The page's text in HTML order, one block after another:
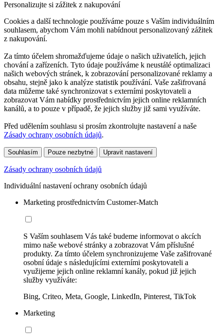
Personalizujte si zážitek z nakupování
Cookies a další technologie používáme pouze s Vaším individuálním
souhlasem, abychom Vám mohli nabídnout personalizovaný zážitek
z nakupování.
Za tímto účelem shromažďujeme údaje o našich uživatelích, jejich
chování a zařízeních. Tyto údaje používáme k neustálé optimalizaci
našich webových stránek, k zobrazování personalizované reklamy a
obsahu, stejně jako k analýze statistik používání. Vaše zašifrovaná
data můžeme také synchronizovat s externími poskytovateli a
zobrazovat Vám nabídky prostřednictvím jejich online reklamních
kanálů, a to pouze v případě, že jejich služby již sami využíváte.
Před udělením souhlasu si prosím zkontrolujte nastavení a naše
Zásady ochrany osobních údajů.
Souhlasím Pouze nezbytné Upravit nastavení
Zásady ochrany osobních údajů
Individuální nastavení ochrany osobních údajů
Marketing prostřednictvím Customer-Match
S Vaším souhlasem Vás také budeme informovat o akcích
mimo naše webové stránky a zobrazovat Vám příslušné
produkty. Za tímto účelem synchronizujeme Vaše zašifrované
osobní údaje s následujícími externími poskytovateli a
využijeme jejich online reklamní kanály, pokud již jejich
služby využíváte:
Bing, Criteo, Meta, Google, LinkedIn, Pinterest, TikTok
Marketing